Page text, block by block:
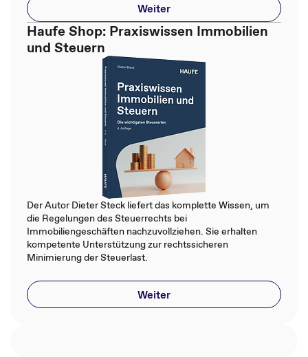
Weiter
Haufe Shop: Praxiswissen Immobilien
und Steuern
Der Autor Dieter Steck liefert das komplette Wissen, um
die Regelungen des Steuerrechts bei
Immobiliengeschäften nachzuvollziehen. Sie erhalten
kompetente Unterstützung zur rechtssicheren
Minimierung der Steuerlast.
Weiter